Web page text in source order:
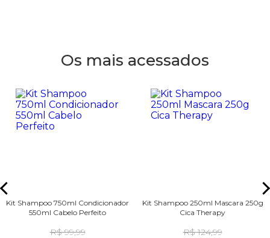
Os mais acessados
Kit Shampoo 750ml Condicionador
550ml Cabelo Perfeito
R$ 99,99
Kit Shampoo 250ml Mascara 250g
Cica Therapy
R$ 124,99